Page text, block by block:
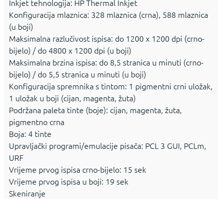
Inkjet tehnologija: HP Thermal Inkjet
Konfiguracija mlaznica: 328 mlaznica (crna), 588 mlaznica
(u boji)
Maksimalna razlučivost ispisa: do 1200 x 1200 dpi (crno-
bijelo) / do 4800 x 1200 dpi (u boji)
Maksimalna brzina ispisa: do 8,5 stranica u minuti (crno-
bijelo) / do 5,5 stranica u minuti (u boji)
Konfiguracija spremnika s tintom: 1 pigmentni crni uložak,
1 uložak u boji (cijan, magenta, žuta)
Podržana paleta tinte (boje): cijan, magenta, žuta,
pigmentno crna
Boja: 4 tinte
Upravljački programi/emulacije pisača: PCL 3 GUI, PCLm,
URF
Vrijeme prvog ispisa crno-bijelo: 15 sek
Vrijeme prvog ispisa u boji: 19 sek
Skeniranje